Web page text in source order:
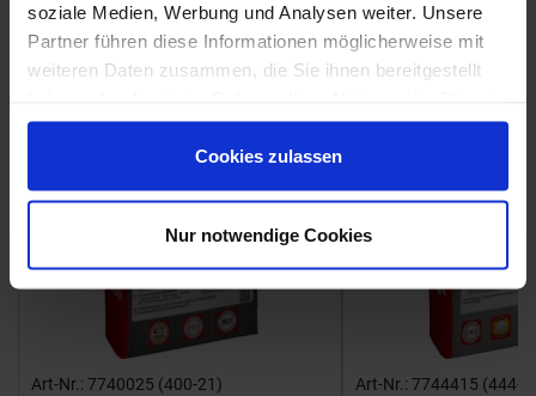
soziale Medien, Werbung und Analysen weiter. Unsere
Partner führen diese Informationen möglicherweise mit
weiteren Daten zusammen, die Sie ihnen bereitgestellt
gesammelt haben.
Cookies zulassen
Nur notwendige Cookies
Showroom
Art-Nr.: 7740025 (400-21)
Showroom
Art-Nr.: 7744415 (444-